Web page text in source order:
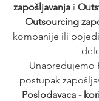
zapošljavanja i
Outsourcing
kompanije ili
Unapređujemo
postupak
Poslodavaca -